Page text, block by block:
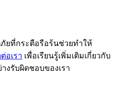
ยที่กระตือรือร้นช่วยทำให้
อเรา เพื่อเรียนรู้เพิ่มเติมเกี่ยวกับ
งรับผิดชอบของเรา